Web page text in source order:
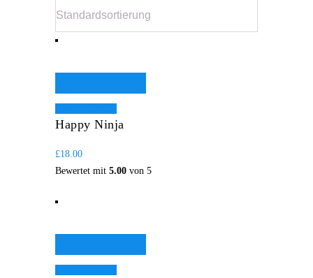
Happy Ninja
£18.00
Bewertet mit 5.00 von 5